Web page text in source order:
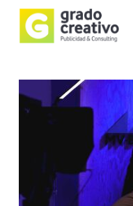
Skip
main